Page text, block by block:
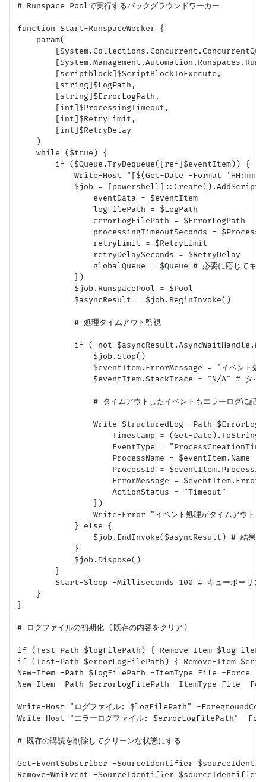
# Runspace Poolで実行するバックグラウンドワーカー
function Start-RunspaceWorker {
    param(
        [scriptblock]$ScriptBlockToExecute,
        [string]$LogPath,
        [string]$ErrorLogPath,
        [int]$ProcessingTimeout,
        [int]$RetryLimit,
        [int]$RetryDelay
    )
    while ($true) {
        if ($Queue.TryDequeue([ref]$eventItem)) {
Write-Host "[$(Get-Date -Format
$job =
                eventData = $eventItem
                logFilePath = $LogPath
                errorLogFilePath = $ErrorLogPath
processingTimeoutSeconds =
                retryLimit = $RetryLimit
                retryDelaySeconds = $RetryDelay
globalQueue = $Queue # 必要に応じてキュ
            })
            $job.RunspacePool = $Pool
            $asyncResult = $job.BeginInvoke()
            # 処理タイムアウト監視
if (-not
                $job.Stop()
$eventItem.ErrorMessage = "イベント処理
$eventItem.StackTrace = "N/A" # タイム
                # タイムアウトしたイベントもエラーログに記録
Write-StructuredLog -Path
Timestamp = (Get-
EventType =
                    ProcessName = $eventItem.Name
                    ProcessId = $eventItem.ProcessId
ErrorMessage =
                    ActionStatus = "Timeout"
                })
Write-Error "イベント処理がタイムアウ
            } else {
$job.EndInvoke($asyncResult) # 結果を取
            }
            $job.Dispose()
        }
Start-Sleep -Milliseconds 100 # キューポーリン
    }
}
# ログファイルの初期化 (既存の内容をクリア)
if (Test-Path $logFilePath) { Remove-Item
if (Test-Path $errorLogFilePath) { Remove-Item
New-Item -Path $logFilePath -ItemType File -Force |
New-Item -Path $errorLogFilePath -ItemType File -
Write-Host "ログファイル: $logFilePath" -
Write-Host "エラーログファイル: $errorLogFilePath" -
# 既存の購読を削除してクリーンな状態にする
Get-EventSubscriber -SourceIdentifier
Remove-WmiEvent -SourceIdentifier